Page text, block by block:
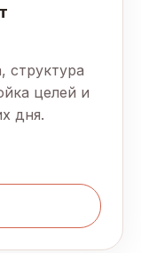
структура
целей и
дня.